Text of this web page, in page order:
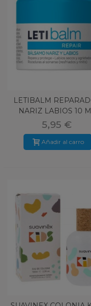
LETIBALM
NARIZ LABIOS 10
5,95 €
Añadir al carro